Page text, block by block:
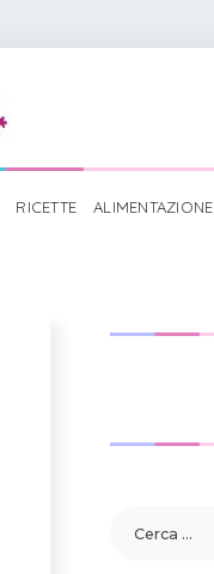
RICETTE ALIMENTAZIONE